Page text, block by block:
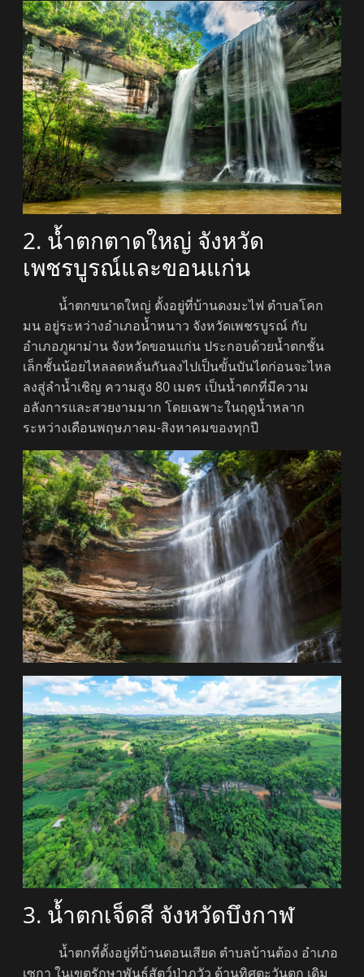
2. น้ำตกตาดใหญ่ จังหวัด
เพชรบูรณ์และขอนแก่น
น้ำตกขนาดใหญ่ ตั้งอยู่ที่บ้านดงมะไฟ ตำบลโคก
มน อยู่ระหว่างอำเภอน้ำหนาว จังหวัดเพชรบูรณ์ กับ
อำเภอภูผาม่าน จังหวัดขอนแก่น ประกอบด้วยน้ำตกชั้น
เล็กชั้นน้อยไหลลดหลั่นกันลงไปเป็นขั้นบันไดก่อนจะไหล
ลงสู่ลำน้ำเชิญ ความสูง 80 เมตร เป็นน้ำตกที่มีความ
อลังการและสวยงามมาก โดยเฉพาะในฤดูน้ำหลาก
ระหว่างเดือนพฤษภาคม-สิงหาคมของทุกปี
3. น้ำตกเจ็ดสี จังหวัดบึงกาฬ
น้ำตกที่ตั้งอยู่ที่บ้านดอนเสียด ตำบลบ้านต้อง อำเภอ
เซกา ในเขตรักษาพันธุ์สัตว์ป่าภูวัว ด้านทิศตะวันตก เดิม